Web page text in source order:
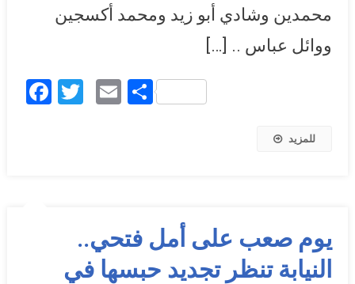
محمدين وشادي أبو زيد ومحمد أكسجين
ووائل عباس .. […]
Facebook
Twitter
EmailShare
للمزيد
يوم صعب على أمل فتحي..
النيابة تنظر تجديد حبسها في